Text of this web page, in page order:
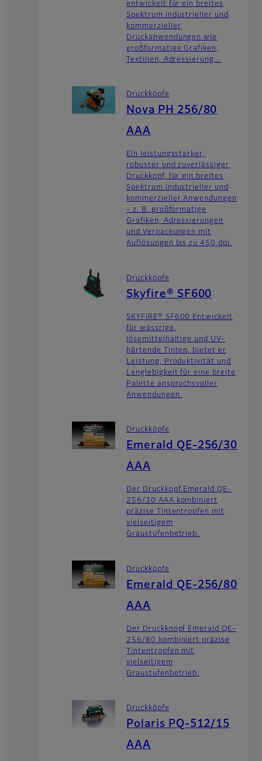
entwickelt für ein breites
Spektrum industrieller und
kommerzieller
Druckanwendungen wie
großformatige Grafiken,
Textilien, Adressierung...
Druckköpfe
Nova PH 256/80
AAA
Ein leistungsstarker,
robuster und zuverlässiger
Druckkopf, für ein breites
Spektrum industrieller und
kommerzieller Anwendungen
- z. B. großformatige
Grafiken, Adressierungen
und Verpackungen mit
Auflösungen bis zu 450 dpi.
Druckköpfe
Skyfire® SF600
SKYFIRE® SF600 Entwickelt
für wässrige,
lösemittelhaltige und UV-
härtende Tinten, bietet er
Leistung, Produktivität und
Langlebigkeit für eine breite
Palette anspruchsvoller
Anwendungen
Druckköpfe
Emerald QE-256/30
AAA
Der Druckkopf Emerald QE-
256/30 AAA kombiniert
präzise Tintentropfen mit
vielseitigem
Graustufenbetrieb.
Druckköpfe
Emerald QE-256/80
AAA
Der Druckknopf Emerald QE-
256/80 kombiniert präzise
Tintentropfen mit
vielseitigem
Graustufenbetrieb.
Druckköpfe
Polaris PQ-512/15
AAA